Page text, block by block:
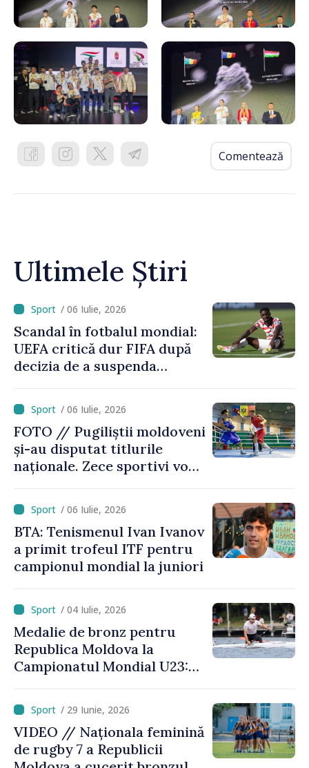
Comentează
Ultimele Știri
/ 06 Iulie, 2026
Scandal în fotbalul mondial:
UEFA critică dur FIFA după
decizia de a suspenda
americanul Folarin Balogun
/ 06 Iulie, 2026
FOTO // Pugiliștii moldoveni
și-au disputat titlurile
naționale. Zece sportivi vor
/ 06 Iulie, 2026
BTA: Tenismenul Ivan Ivanov
a primit trofeul ITF pentru
campionul mondial la juniori
/ 04 Iulie, 2026
Medalie de bronz pentru
Republica Moldova la
Campionatul Mondial U23:
urcat pe podium
/ 29 Iunie, 2026
VIDEO // Naționala feminină
de rugby 7 a Republicii